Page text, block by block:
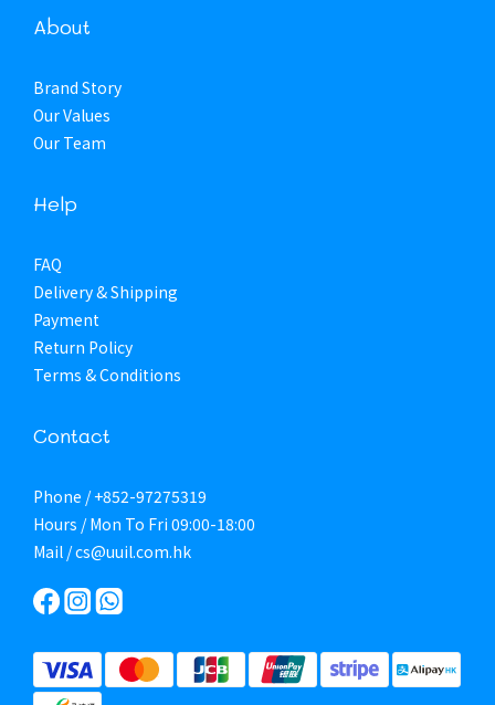
About
Brand Story
Our Values
Our Team
Help
FAQ
Delivery & Shipping
Payment
Return Policy
Terms & Conditions
Contact
Phone / +852-97275319
Hours / Mon To Fri 09:00-18:00
Mail / cs@uuil.com.hk